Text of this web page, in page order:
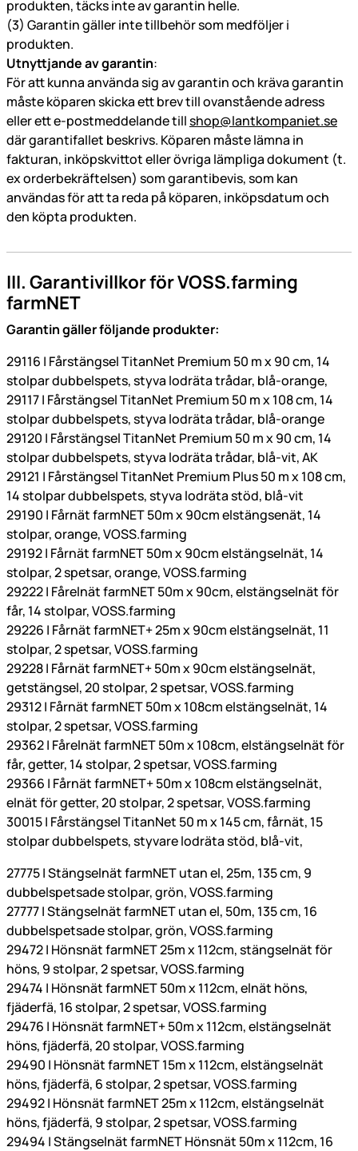
produkten, täcks inte av garantin helle.
(3) Garantin gäller inte tillbehör som medföljer i
produkten.
Utnyttjande av garantin:
För att kunna använda sig av garantin och kräva garantin
måste köparen skicka ett brev till ovanstående adress
eller ett e-postmeddelande tillshop@lantkompaniet.se
där garantifallet beskrivs. Köparen måste lämna in
fakturan, inköpskvittot eller övriga lämpliga dokument (t.
ex orderbekräftelsen) som garantibevis, som kan
användas för att ta reda på köparen, inköpsdatum och
den köpta produkten.
III. Garantivillkor för VOSS.farming
farmNET
Garantin gäller följande produkter:
29116 | Fårstängsel TitanNet Premium 50 m x 90 cm, 14
stolpar dubbelspets, styva lodräta trådar, blå-orange,
29117 | Fårstängsel TitanNet Premium 50 m x 108 cm, 14
stolpar dubbelspets, styva lodräta trådar, blå-orange
29120 | Fårstängsel TitanNet Premium 50 m x 90 cm, 14
stolpar dubbelspets, styva lodräta trådar, blå-vit, AK
29121 | Fårstängsel TitanNet Premium Plus 50 m x 108 cm,
14 stolpar dubbelspets, styva lodräta stöd, blå-vit
29190 | Fårnät farmNET 50m x 90cm elstängsenät, 14
stolpar, orange, VOSS.farming
29192 | Fårnät farmNET 50m x 90cm elstängselnät, 14
stolpar, 2 spetsar, orange, VOSS.farming
29222 | Fårelnät farmNET 50m x 90cm, elstängselnät för
får, 14 stolpar, VOSS.farming
29226 | Fårnät farmNET+ 25m x 90cm elstängselnät, 11
stolpar, 2 spetsar, VOSS.farming
29228 | Fårnät farmNET+ 50m x 90cm elstängselnät,
getstängsel, 20 stolpar, 2 spetsar, VOSS.farming
29312 | Fårnät farmNET 50m x 108cm elstängselnät, 14
stolpar, 2 spetsar, VOSS.farming
29362 | Fårelnät farmNET 50m x 108cm, elstängselnät för
får, getter, 14 stolpar, 2 spetsar, VOSS.farming
29366 | Fårnät farmNET+ 50m x 108cm elstängselnät,
elnät för getter, 20 stolpar, 2 spetsar, VOSS.farming
30015 | Fårstängsel TitanNet 50 m x 145 cm, fårnät, 15
stolpar dubbelspets, styvare lodräta stöd, blå-vit,
27775 | Stängselnät farmNET utan el, 25m, 135 cm, 9
dubbelspetsade stolpar, grön, VOSS.farming
27777 | Stängselnät farmNET utan el, 50m, 135 cm, 16
dubbelspetsade stolpar, grön, VOSS.farming
29472 | Hönsnät farmNET 25m x 112cm, stängselnät för
höns, 9 stolpar, 2 spetsar, VOSS.farming
29474 | Hönsnät farmNET 50m x 112cm, elnät höns,
fjäderfä, 16 stolpar, 2 spetsar, VOSS.farming
29476 | Hönsnät farmNET+ 50m x 112cm, elstängselnät
höns, fjäderfä, 20 stolpar, VOSS.farming
29490 | Hönsnät farmNET 15m x 112cm, elstängselnät
höns, fjäderfä, 6 stolpar, 2 spetsar, VOSS.farming
29492 | Hönsnät farmNET 25m x 112cm, elstängselnät
höns, fjäderfä, 9 stolpar, 2 spetsar, VOSS.farming
29494 | Stängselnät farmNET Hönsnät 50m x 112cm, 16